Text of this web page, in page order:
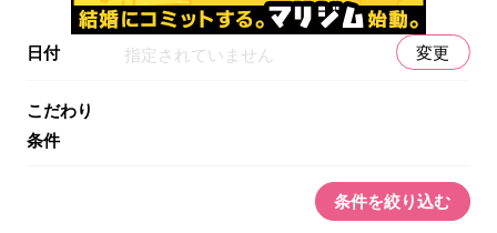
日付 指定されていません 変更
こだわり
条件
条件を絞り込む